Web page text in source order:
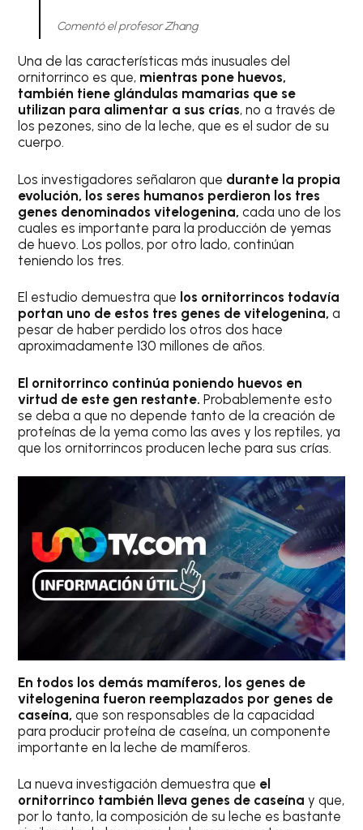
Comentó el profesor Zhang
Una de las características más inusuales del
ornitorrinco es que, mientras pone huevos,
también tiene glándulas mamarias que se
utilizan para alimentar a sus crías, no a través de
los pezones, sino de la leche, que es el sudor de su
cuerpo.
Los investigadores señalaron que durante la propia
evolución, los seres humanos perdieron los tres
genes denominados vitelogenina,cada uno de los
cuales es importante para la producción de yemas
de huevo. Los pollos, por otro lado, continúan
teniendo los tres.
El estudio demuestra que los ornitorrincos todavía
portan uno de estos tres genes de vitelogenina, a
pesar de haber perdido los otros dos hace
aproximadamente 130 millones de años.
El ornitorrinco continúa poniendo huevos en
virtud de este gen restante.Probablemente esto
se deba a que no depende tanto de la creación de
proteínas de la yema como las aves y los reptiles, ya
que los ornitorrincos producen leche para sus crías.
En todos los demás mamíferos, los genes de
vitelogenina fueron reemplazados por genes de
caseína,que son responsables de la capacidad
para producir proteína de caseína, un componente
importante en la leche de mamíferos.
La nueva investigación demuestra que el
ornitorrinco también lleva genes de caseína y que,
por lo tanto, la composición de su leche es bastante